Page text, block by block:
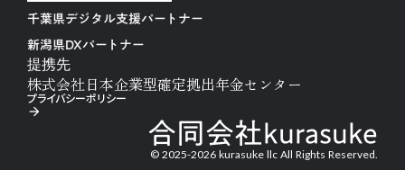
千葉県デジタル支援パートナー
新潟県DXパートナー
提携先
株式会社日本企業型確定拠出年金センター
合同会社kurasuke
© 2025-2026 kurasuke llc All Rights Reserved.
プライバシーポリシー
arrow_forward